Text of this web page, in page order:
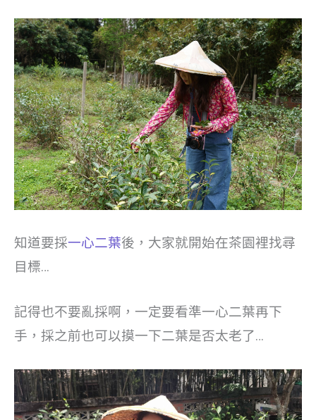
知道要採一心二葉後，大家就開始在茶園裡找尋
目標…
記得也不要亂採啊，一定要看準一心二葉再下
手，採之前也可以摸一下二葉是否太老了…